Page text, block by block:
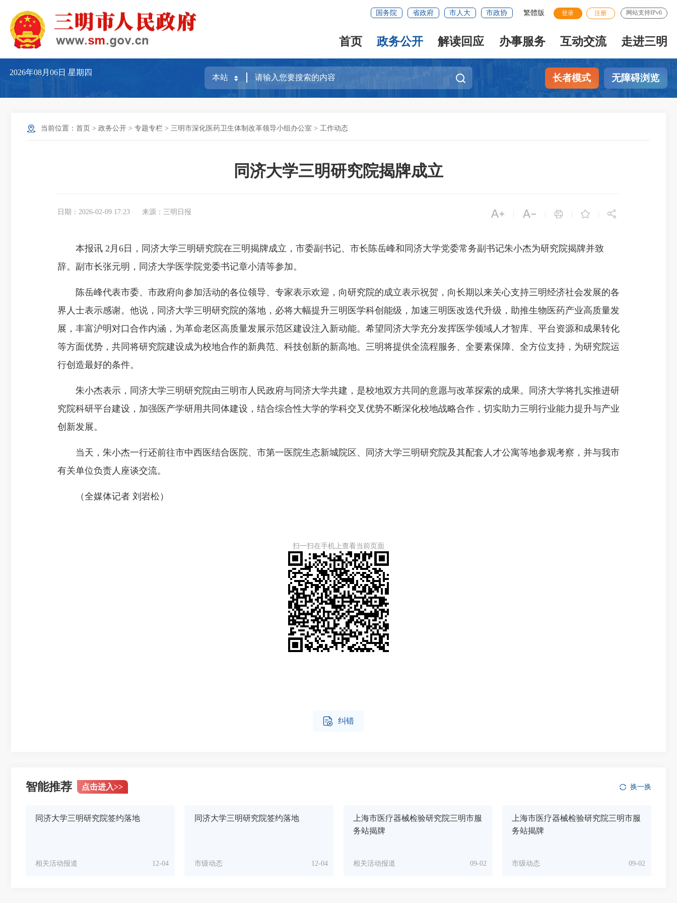
国务院 省政府 市人大 市政协 繁體版 登录 注册 网站支持IPv6
首页 政务公开 解读回应 办事服务 互动交流 走进三明
2026年08月06日星期四
长者模式 无障碍浏览
当前位置： 首页 > 政务公开 > 专题专栏 > 三明市深化医药卫生体制改革领导小组办公室 > 工作动态
同济大学三明研究院揭牌成立
日期：2026-02-09 17:23 来源：三明日报     
本报讯 2月6日，同济大学三明研究院在三明揭牌成立，市委副书记、市长陈岳峰和同济大学党委常务副书记朱小杰为研究院揭牌并致
辞。副市长张元明，同济大学医学院党委书记章小清等参加。
陈岳峰代表市委、市政府向参加活动的各位领导、专家表示欢迎，向研究院的成立表示祝贺，向长期以来关心支持三明经济社会发展的各
界人士表示感谢。他说，同济大学三明研究院的落地，必将大幅提升三明医学科创能级，加速三明医改迭代升级，助推生物医药产业高质量发
展，丰富沪明对口合作内涵，为革命老区高质量发展示范区建设注入新动能。希望同济大学充分发挥医学领域人才智库、平台资源和成果转化
等方面优势，共同将研究院建设成为校地合作的新典范、科技创新的新高地。三明将提供全流程服务、全要素保障、全方位支持，为研究院运
行创造最好的条件。
朱小杰表示，同济大学三明研究院由三明市人民政府与同济大学共建，是校地双方共同的意愿与改革探索的成果。同济大学将扎实推进研
究院科研平台建设，加强医产学研用共同体建设，结合综合性大学的学科交叉优势不断深化校地战略合作，切实助力三明行业能力提升与产业
创新发展。
当天，朱小杰一行还前往市中西医结合医院、市第一医院生态新城院区、同济大学三明研究院及其配套人才公寓等地参观考察，并与我市
有关单位负责人座谈交流。
（全媒体记者 刘岩松）
扫一扫在手机上查看当前页面
 纠错
智能推荐 点击进入>> 换一换
同济大学三明研究院签约落地
12-04
相关活动报道
同济大学三明研究院签约落地
12-04
市级动态
上海市医疗器械检验研究院三明市服
务站揭牌
09-02
相关活动报道
上海市医疗器械检验研究院三明市服
务站揭牌
09-02
市级动态